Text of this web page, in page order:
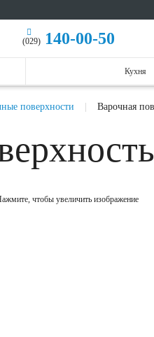
(029) 140-00-50
Кухня
поверхности Варочная
чтобы увеличить изображение